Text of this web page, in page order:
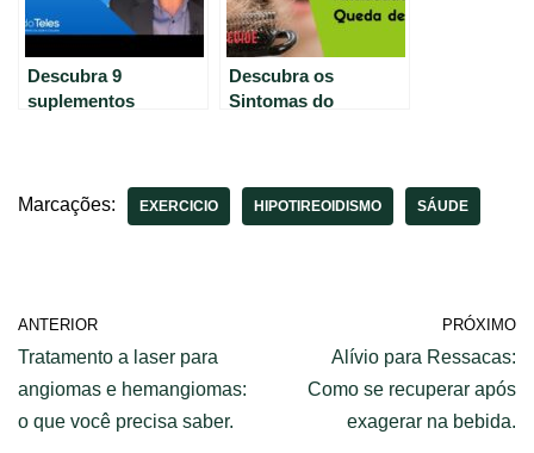
Descubra 9
suplementos
Descubra os
Sintomas do
Marcações:
EXERCICIO HIPOTIREOIDISMO SÁUDE
ANTERIOR
Tratamento a laser para
angiomas e hemangiomas:
o que você precisa saber.
PRÓXIMO
Alívio para Ressacas:
Como se recuperar após
exagerar na bebida.